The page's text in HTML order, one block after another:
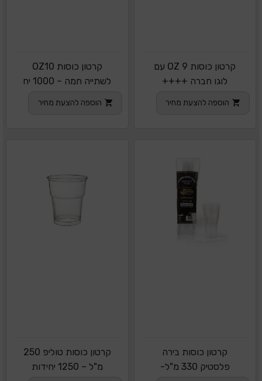
קרטון כוסות 9 OZ עם
לוגו חברה ++++
הוספה להצעת מחיר
קרטון כוסות OZ10
לשתייה חמה – 1000 יח
הוספה להצעת מחיר
קרטון כוסות בירה
פלסטיק 330 מ"ל-
קרטון כוסות טוליפ 250
מ"ל – 1250 יחידות